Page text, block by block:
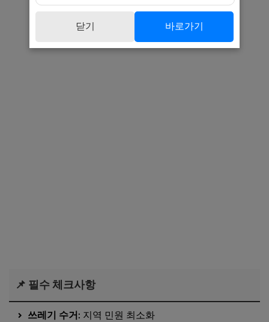
📌 필수 체크사항
쓰레기 수거: 지역 민원 최소화
닫기 바로가기